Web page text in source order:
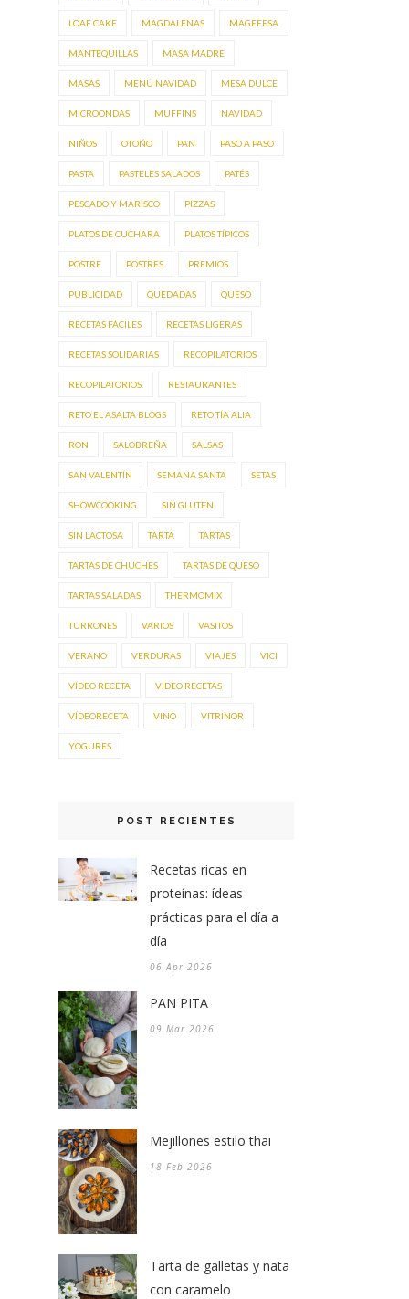
LOAF CAKE MAGDALENAS MAGEFESA
MANTEQUILLAS MASA MADRE
MASAS MENÚ NAVIDAD MESA DULCE
MICROONDAS MUFFINS NAVIDAD
NIÑOS OTOÑO PAN PASO A PASO
PASTA PASTELES SALADOS PATÉS
PESCADO Y MARISCO PIZZAS
PLATOS DE CUCHARA PLATOS TÍPICOS
POSTRE POSTRES PREMIOS
PUBLICIDAD QUEDADAS QUESO
RECETAS FÁCILES RECETAS LIGERAS
RECETAS SOLIDARIAS RECOPILATORIOS
RECOPILATORIOS. RESTAURANTES
RETO EL ASALTA BLOGS RETO TÍA ALIA
RON SALOBREÑA SALSAS
SAN VALENTÍN SEMANA SANTA SETAS
SHOWCOOKING SIN GLUTEN
SIN LACTOSA TARTA TARTAS
TARTAS DE CHUCHES TARTAS DE QUESO
TARTAS SALADAS THERMOMIX
TURRONES VARIOS VASITOS
VERANO VERDURAS VIAJES VICI
VÍDEO RECETA VIDEO RECETAS
VÍDEORECETA VINO VITRINOR
YOGURES
POST RECIENTES
Recetas ricas en
proteínas: ídeas
prácticas para el día a
día
06 Apr 2026
PAN PITA
09 Mar 2026
Mejillones estilo thai
18 Feb 2026
Tarta de galletas y nata
con caramelo